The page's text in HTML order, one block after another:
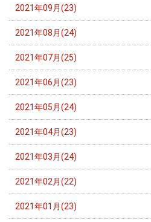
2021年09月(23)
2021年08月(24)
2021年07月(25)
2021年06月(23)
2021年05月(24)
2021年04月(23)
2021年03月(24)
2021年02月(22)
2021年01月(23)